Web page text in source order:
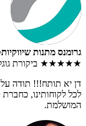
גרומנס מתנות שיווקיות
★★★★★ ביקורת
דן יא תותח!!! תודה
לכל לקוחותינו,
המושלמת.